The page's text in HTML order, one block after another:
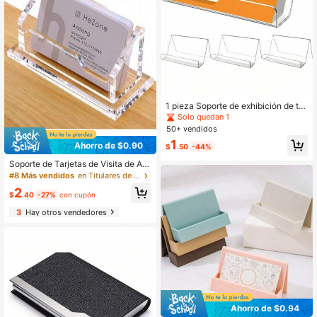
Ahorro de $0.90
Soporte de Tarjetas de Visita de Acr
ílico Transparente Creativo, Gran C
s de Visita y Artículos de Papelería,
#8 Más vendidos en Titulares de tarjetas de visita
$2.40 -27% con cupón
3Hay otros vendedores
1 pieza Soporte de exhibición de tar
jetas de acrílico, marco de tarjetas t
ransparente, caja de almacenamien
to de tarjetas de plástico organizad
or de escritorio
Solo quedan 1
50+ vendidos
$1.50 -44%
Ahorro de $0.94